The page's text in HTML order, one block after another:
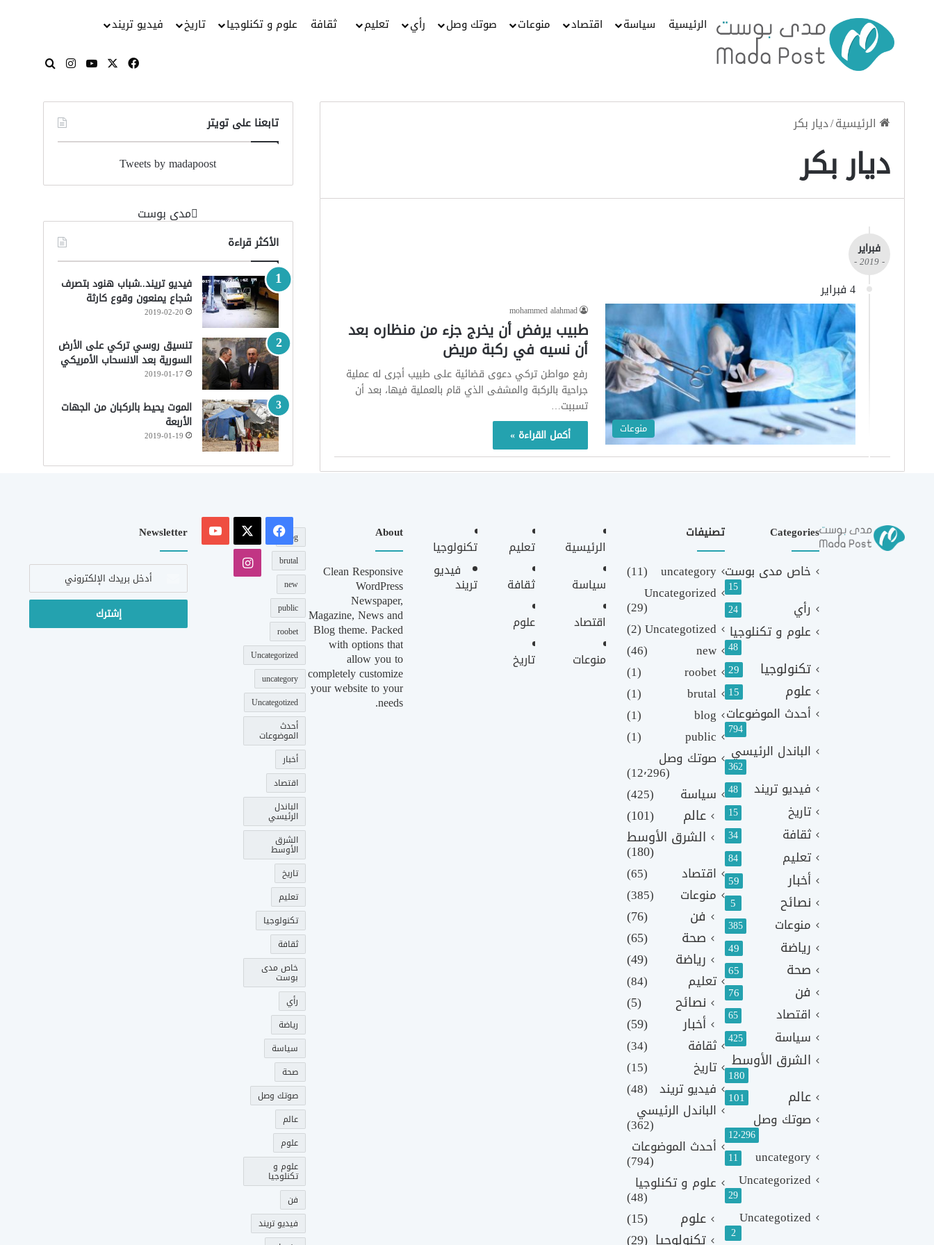
الرئيسية سياسة اقتصاد منوعات صوتك وصل رأي تعليم ثقافة علوم و تكنلوجيا تاريخ فيديو تريند
فيسبوك
‫X
‫YouTube
انستقرامبحث عن
الرئيسية/ديار بكر
ديار بكر
فبراير
- 2019 -
4 فبراير
منوعات
mohammed alahmad
طبيب يرفض أن يخرج جزء من منظاره بعد
أن نسيه في ركبة مريض
رفع مواطن تركي دعوى قضائية على طبيب أجرى له عملية
جراحية بالركبة والمشفى الذي قام بالعملية فيها، بعد أن
تسببت…
أكمل القراءة »
تابعنا على تويتر
Tweets by madapoost
‏مدى بوست‏
الأكثر قراءة
فيديو تريند..شباب هنود بتصرف
شجاع يمنعون وقوع كارثة
2019-02-20
تنسيق روسي تركي على الأرض
السورية بعد الانسحاب الأمريكي
2019-01-17
الموت يحيط بالركبان من الجهات
الأربعة
2019-01-19
Categories
خاص مدى بوست
15
رأي 24
علوم و تكنلوجيا
48
تكنولوجيا 29
علوم 15
أحدث الموضوعات
794
الباندل الرئيسي
362
فيديو تريند 48
تاريخ 15
ثقافة 34
تعليم 84
أخبار 59
نصائح 5
منوعات 385
رياضة 49
صحة 65
فن 76
اقتصاد 65
سياسة 425
الشرق الأوسط
180
عالم 101
صوتك وصل
12٬296
uncategory
11
Uncategorized
29
Uncategotized
2
تصنيفات
uncategory
(11)
Uncategorized
(29)
Uncategotized
(2)
new
(46)
roobet
(1)
brutal
(1)
blog
(1)
public
(1)
صوتك وصل
(12٬296)
سياسة
(425)
عالم
(101)
الشرق الأوسط
(180)
اقتصاد
(65)
منوعات
(385)
فن
(76)
صحة
(65)
رياضة
(49)
تعليم (84)
نصائح
(5)
أخبار
(59)
ثقافة
(34)
تاريخ
(15)
فيديو تريند (48)
الباندل الرئيسي
(362)
أحدث الموضوعات
(794)
علوم و تكنلوجيا
(48)
علوم
(15)
تكنولوجيا (29)
الرئيسية
سياسة
اقتصاد
منوعات
تعليم
ثقافة
علوم
تاريخ
تكنولوجيا
فيديو
تريند
About
Clean Responsive
WordPress
Newspaper,
Magazine, News and
Blog theme. Packed
with options that
allow you to
completely customize
your website to your
needs.
blog
brutal
new
public
roobet
Uncategorized
uncategory
Uncategotized
أحدث
الموضوعات
أخبار
اقتصاد
الباندل
الرئيسي
الشرق
الأوسط
تاريخ
تعليم
تكنولوجيا
ثقافة
خاص مدى
بوست
رأي
رياضة
سياسة
صحة
صوتك وصل
عالم
علوم
علوم و
تكنلوجيا
فن
فيديو تريند
فيسبوك
‫X
‫YouTube
انستقرام
Newsletter
أدخل
الإلكتروني